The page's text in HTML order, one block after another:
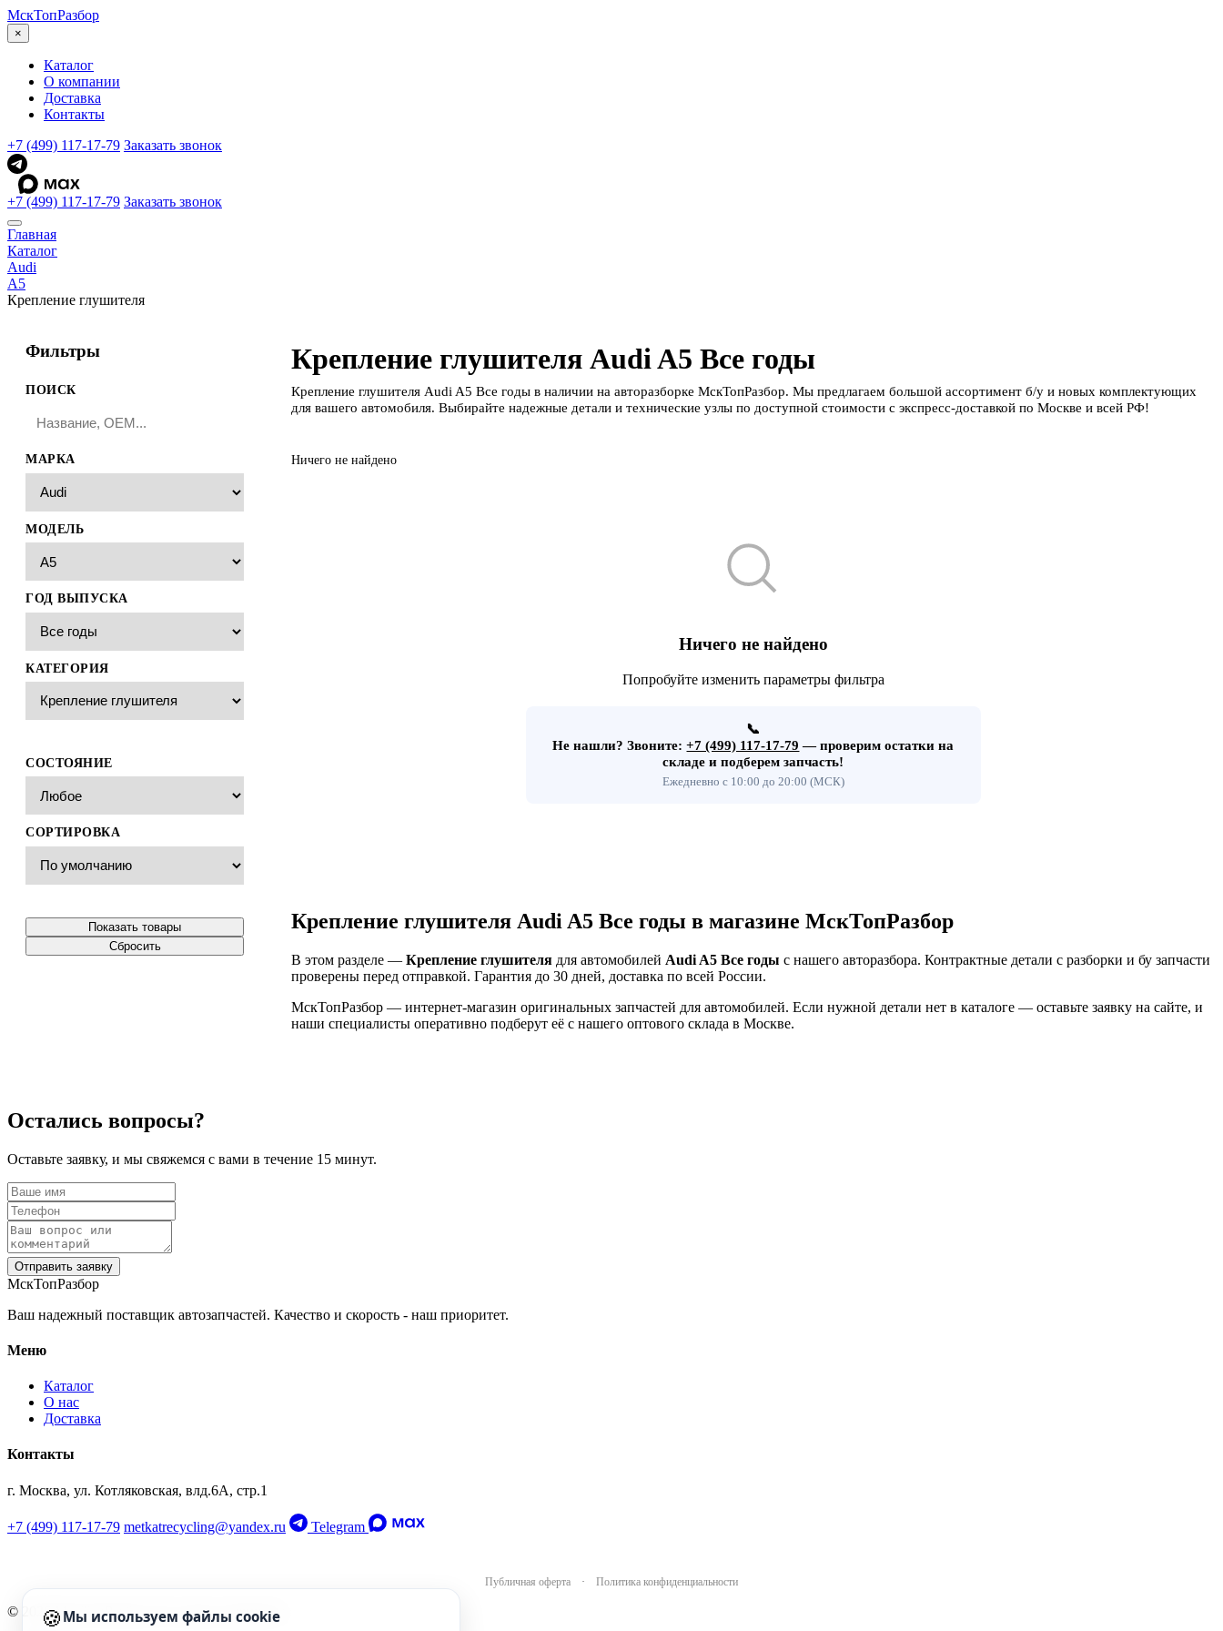
МскТопРазбор
×
Каталог
О компании
Доставка
Контакты
+7 (499) 117-17-79 Заказать звонок
+7 (499) 117-17-79 Заказать звонок
Главная
Каталог
Audi
A5
Крепление глушителя
Фильтры
ПОИСК
МАРКА
МОДЕЛЬ
ГОД ВЫПУСКА
КАТЕГОРИЯ
СОСТОЯНИЕ
СОРТИРОВКА
Показать товары
Сбросить
Крепление глушителя Audi A5 Все годы
Крепление глушителя Audi A5 Все годы в наличии на авторазборке МскТопРазбор. Мы предлагаем большой ассортимент б/у и новых комплектующих
для вашего автомобиля. Выбирайте надежные детали и технические узлы по доступной стоимости с экспресс-доставкой по Москве и всей РФ!
Ничего не найдено
Ничего не найдено
Попробуйте изменить параметры фильтра
📞
Не нашли?Звоните:+7 (499) 117-17-79 — проверим остатки на
складе и подберем запчасть!
Ежедневно с 10:00 до 20:00 (МСК)
Крепление глушителя Audi A5 Все годы в магазине МскТопРазбор
В этом разделе — Крепление глушителя для автомобилей Audi A5 Все годы с нашего авторазбора. Контрактные детали с разборки и бу запчасти
проверены перед отправкой. Гарантия до 30 дней, доставка по всей России.
МскТопРазбор — интернет-магазин оригинальных запчастей для автомобилей. Если нужной детали нет в каталоге — оставьте заявку на сайте, и
наши специалисты оперативно подберут её с нашего оптового склада в Москве.
Остались вопросы?
Оставьте заявку, и мы свяжемся с вами в течение 15 минут.
Отправить заявку
МскТопРазбор
Ваш надежный поставщик автозапчастей. Качество и скорость - наш приоритет.
Меню
Каталог
О нас
Доставка
Контакты
г. Москва, ул. Котляковская, влд.6А, стр.1
+7 (499) 117-17-79 metkatrecycling@yandex.ru Telegram
Публичная оферта · Политика конфиденциальности
© 2026 МскТопРазбор. Все права защищены.
🍪 Мы используем файлы cookie